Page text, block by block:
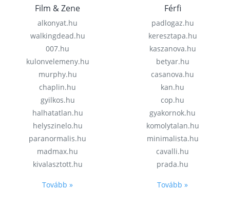
Film & Zene
alkonyat.hu
walkingdead.hu
007.hu
kulonvelemeny.hu
murphy.hu
chaplin.hu
gyilkos.hu
halhatatlan.hu
helyszinelo.hu
paranormalis.hu
madmax.hu
kivalasztott.hu
Tovább »
Férfi
padlogaz.hu
keresztapa.hu
kaszanova.hu
betyar.hu
casanova.hu
kan.hu
cop.hu
gyakornok.hu
komolytalan.hu
minimalista.hu
cavalli.hu
prada.hu
Tovább »